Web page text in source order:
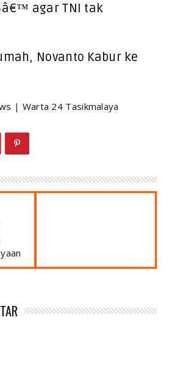
agar TNI tak
Novanto Kabur ke
| Warta 24 Tasikmalaya